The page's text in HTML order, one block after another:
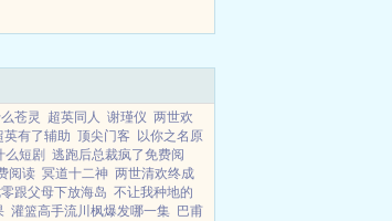
公睁开了眼。当天怀孕。后来，冷
苍灵 超英同人 谢瑾仪 两世欢
英有了辅助 顶尖门客
以你之名原
么短剧 逃跑后总裁疯了免费阅
阅读 冥道十二神 两世清欢终成
跟父母下放海岛 不让我种地的
灌篮高手流川枫爆发哪一集 巴甫